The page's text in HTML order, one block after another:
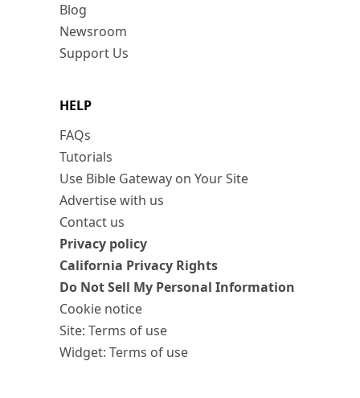
Blog
Newsroom
Support Us
HELP
FAQs
Tutorials
Use Bible Gateway on Your Site
Advertise with us
Contact us
Privacy policy
California Privacy Rights
Do Not Sell My Personal Information
Cookie notice
Site: Terms of use
Widget: Terms of use